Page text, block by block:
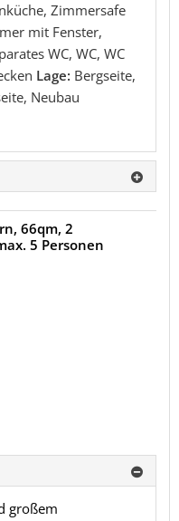
Zimmersafe
mit Fenster,
WC, WC, WC
Lage: Bergseite,
Neubau
66qm, 2
5 Personen
großem